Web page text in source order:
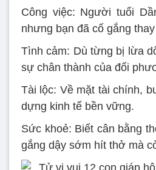
Công việc: Người tuổi
nhưng bạn đã cố gắng
Tình cảm: Dù từng bị lừa
sự chân thành của đối
Tài lộc: Về mặt tài chính,
dựng kinh tế bền vững.
Sức khoẻ: Biết cân bằng
gắng dậy sớm hít thở mà